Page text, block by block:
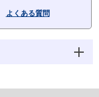
よくある質問